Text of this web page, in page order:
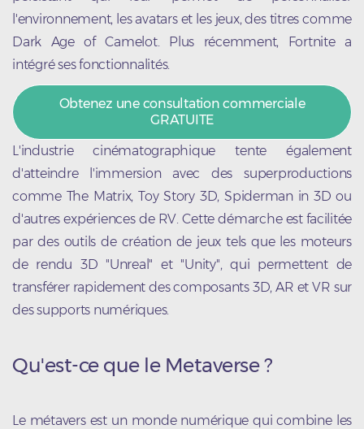
l'environnement, les avatars et les jeux, des titres comme
Dark Age of Camelot. Plus récemment, Fortnite a
intégré ses fonctionnalités.
Obtenez une consultation commerciale
GRATUITE
L'industrie cinématographique tente également
d'atteindre l'immersion avec des superproductions
comme The Matrix, Toy Story 3D, Spiderman in 3D ou
d'autres expériences de RV. Cette démarche est facilitée
par des outils de création de jeux tels que les moteurs
de rendu 3D "Unreal" et "Unity", qui permettent de
transférer rapidement des composants 3D, AR et VR sur
des supports numériques.
Qu'est-ce que le Metaverse ?
Le métavers est un monde numérique qui combine les